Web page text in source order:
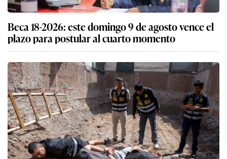
Beca 18-2026: este domingo 9 de agosto vence el
plazo para postular al cuarto momento